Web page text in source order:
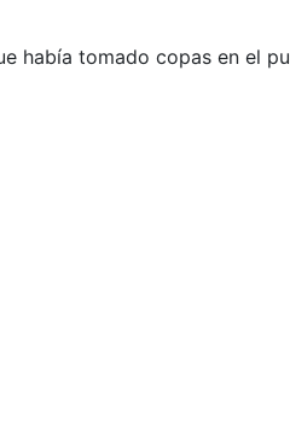
había tomado copas en el